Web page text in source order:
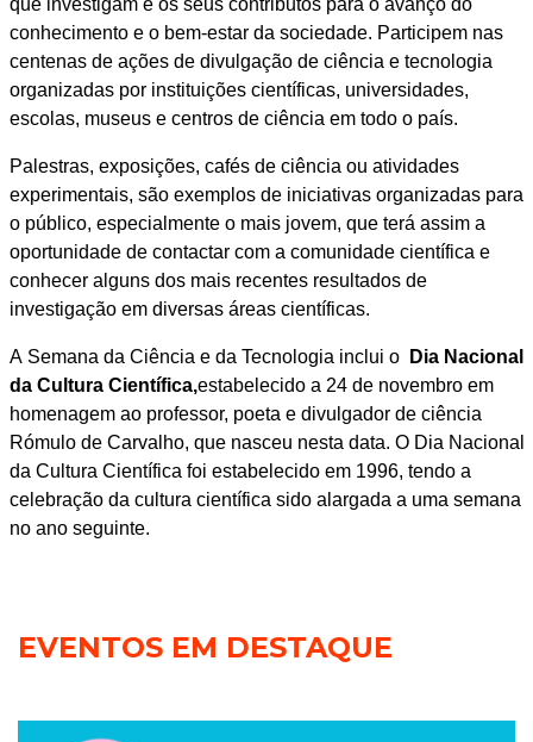
conhecimento e o bem-estar da sociedade. Participem nas
centenas de ações de divulgação de ciência e tecnologia
organizadas por instituições científicas, universidades,
escolas, museus e centros de ciência em todo o país.
Palestras, exposições, cafés de ciência ou atividades
experimentais, são exemplos de iniciativas organizadas para
o público, especialmente o mais jovem, que terá assim a
oportunidade de contactar com a comunidade científica e
conhecer alguns dos mais recentes resultados de
investigação em diversas áreas científicas.
A Semana da Ciência e da Tecnologia inclui o
Dia Nacional
da Cultura Científica,estabelecido a 24 de novembro em
homenagem ao professor, poeta e divulgador de ciência
Rómulo de Carvalho, que nasceu nesta data. O Dia Nacional
da Cultura Científica foi estabelecido em 1996, tendo a
celebração da cultura científica sido alargada a uma semana
no ano seguinte.
EVENTOS EM DESTAQUE